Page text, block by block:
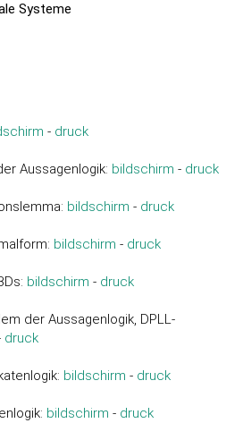
Systeme
- druck
Aussagenlogik: bildschirm - druck
bildschirm - druck
bildschirm - druck
bildschirm - druck
der Aussagenlogik, DPLL-
druck
bildschirm - druck
bildschirm - druck